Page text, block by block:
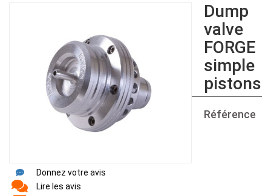
Donnez votre avis
Lire les avis
Dump
valve
FORGE
simple
pistons
Référence